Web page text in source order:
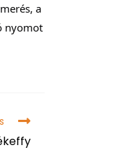
a
nyomot